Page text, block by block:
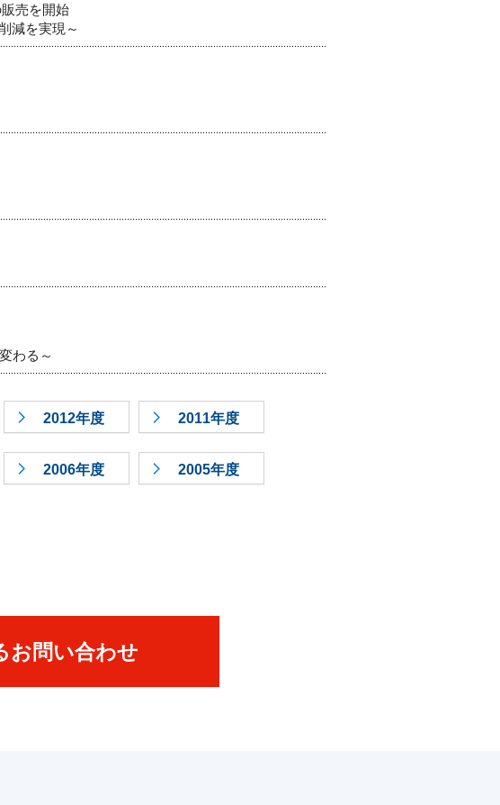
売を開始
減を実現～
わる～
2012年度 2011年度
2006年度 2005年度
お問い合わせ